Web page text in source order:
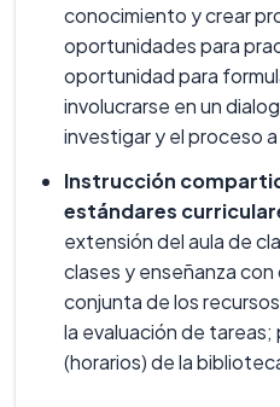
conocimiento y crear
oportunidades para
oportunidad para
involucrarse en un
investigar y el proceso
Instrucción
estándares
extensión del aula de
clases y enseñanza
conjunta de los
la evaluación de
(horarios) de la